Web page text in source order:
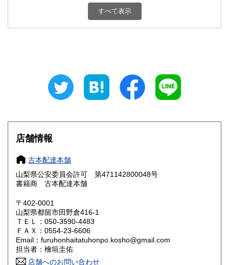
800円
800円 三重県
大阪府
奈良県
鳥取県 800円 島根県
岡山県
山口県 800円
香川県 800円 愛媛県
すべて表示
店舗情報
古本配達本舗
山梨県公安委員会許可 第471142800048号
書籍商 古本配達本舗
〒402-0001
山梨県都留市田野倉416-1
ＴＥＬ：050-3590-4483
ＦＡＸ：0554-23-6606
Email：furuhonhaitatuhonpo.kosho@gmail.com
担当者：檜垣圭佑
店舗へのお問い合わせ